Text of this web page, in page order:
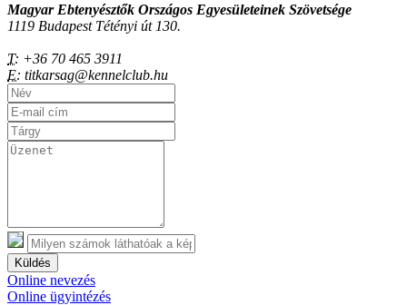
Magyar Ebtenyésztők Országos Egyesületeinek Szövetsége
1119 Budapest Tétényi út 130.
T: +36 70 465 3911
E: titkarsag@kennelclub.hu
Küldés
Online nevezés
Online ügyintézés